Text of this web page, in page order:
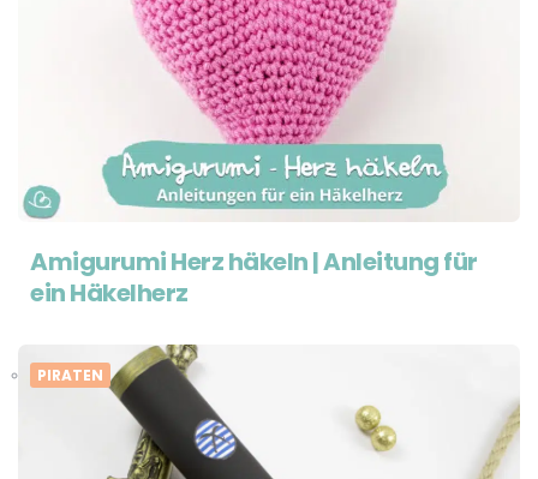
Amigurumi Herz häkeln | Anleitung für
ein Häkelherz
PIRATEN